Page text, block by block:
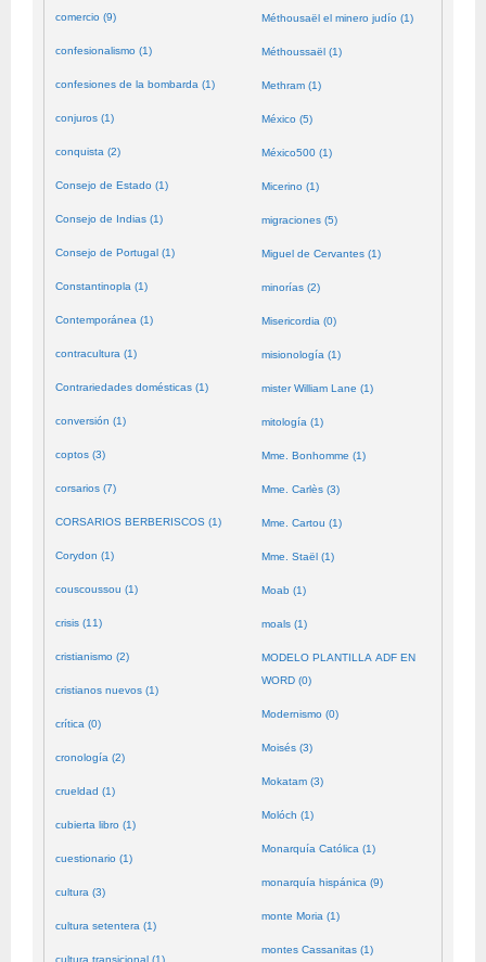
comercio (9)
confesionalismo (1)
confesiones de la bombarda (1)
conjuros (1)
conquista (2)
Consejo de Estado (1)
Consejo de Indias (1)
Consejo de Portugal (1)
Constantinopla (1)
Contemporánea (1)
contracultura (1)
Contrariedades domésticas (1)
conversión (1)
coptos (3)
corsarios (7)
CORSARIOS BERBERISCOS (1)
Corydon (1)
couscoussou (1)
crisis (11)
cristianismo (2)
cristianos nuevos (1)
crítica (0)
cronología (2)
crueldad (1)
cubierta libro (1)
cuestionario (1)
cultura (3)
cultura setentera (1)
cultura transicional (1)
Méthousaël el minero judío (1)
Méthoussaël (1)
Methram (1)
México (5)
México500 (1)
Micerino (1)
migraciones (5)
Miguel de Cervantes (1)
minorías (2)
Misericordia (0)
misionología (1)
mister William Lane (1)
mitología (1)
Mme. Bonhomme (1)
Mme. Carlès (3)
Mme. Cartou (1)
Mme. Staël (1)
Moab (1)
moals (1)
MODELO PLANTILLA ADF EN
WORD (0)
Modernismo (0)
Moisés (3)
Mokatam (3)
Molóch (1)
Monarquía Católica (1)
monarquía hispánica (9)
monte Moria (1)
montes Cassanitas (1)